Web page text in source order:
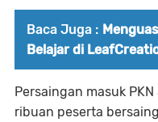
Baca Juga :
Belajar di
Persaingan masuk
ribuan peserta